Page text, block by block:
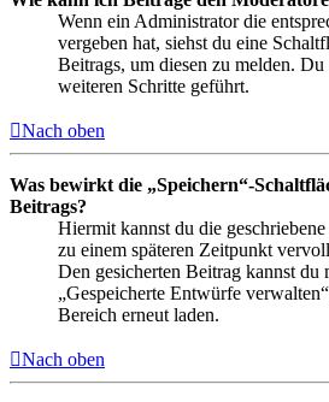
Wenn ein Administrator die
vergeben hat, siehst du eine
Beitrags, um diesen zu melden.
weiteren Schritte geführt.
Nach oben
Was bewirkt die „Speichern“-
Beitrags?
Hiermit kannst du die
zu einem späteren Zeitpunkt
Den gesicherten Beitrag kannst du
„Gespeicherte Entwürfe
Bereich erneut laden.
Nach oben